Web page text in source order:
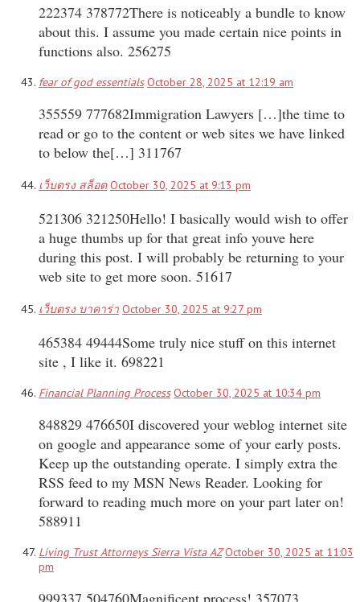
222374 378772There is noticeably a bundle to know
about this. I assume you made certain nice points in
functions also. 256275
fear of god essentials October 28, 2025 at 12:19 am
355559 777682Immigration Lawyers […]the time to
read or go to the content or web sites we have linked
to below the[…] 311767
เว็บตรง สล็อต October 30, 2025 at 9:13 pm
521306 321250Hello! I basically would wish to offer
a huge thumbs up for that great info youve here
during this post. I will probably be returning to your
web site to get more soon. 51617
เว็บตรง บาคาร่า October 30, 2025 at 9:27 pm
465384 49444Some truly nice stuff on this internet
site , I like it. 698221
Financial Planning Process October 30, 2025 at 10:34 pm
848829 476650I discovered your weblog internet site
on google and appearance some of your early posts.
Keep up the outstanding operate. I simply extra the
RSS feed to my MSN News Reader. Looking for
forward to reading much more on your part later on!
588911
Living Trust Attorneys Sierra Vista AZ October 30, 2025 at 11:03
pm